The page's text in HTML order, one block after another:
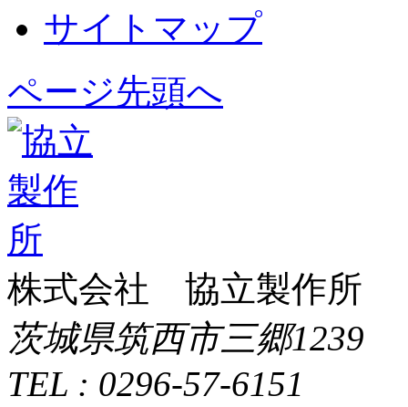
サイトマップ
ページ先頭へ
株式会社 協立製作所
茨城県筑西市三郷1239
TEL : 0296-57-6151